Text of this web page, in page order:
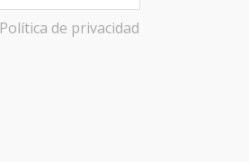
Política de privacidad